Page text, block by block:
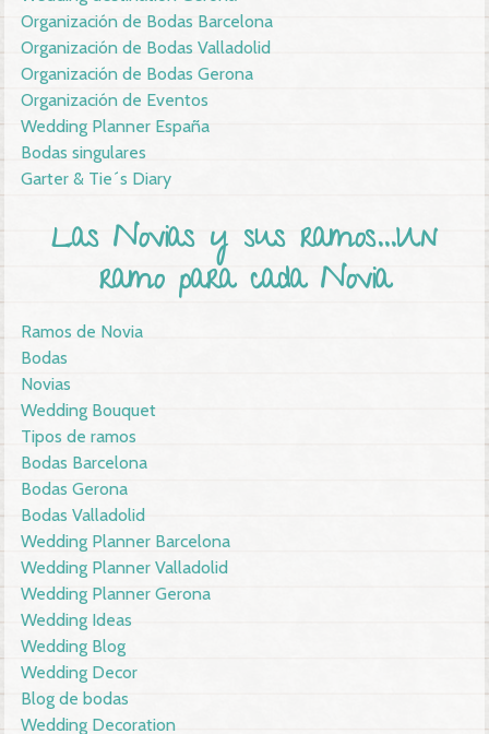
Organización de Bodas Barcelona
Organización de Bodas Valladolid
Organización de Bodas Gerona
Organización de Eventos
Wedding Planner España
Bodas singulares
Garter & Tie´s Diary
Las Novias y sus ramos...Un
ramo para cada Novia
Ramos de Novia
Bodas
Novias
Wedding Bouquet
Tipos de ramos
Bodas Barcelona
Bodas Gerona
Bodas Valladolid
Wedding Planner Barcelona
Wedding Planner Valladolid
Wedding Planner Gerona
Wedding Ideas
Wedding Blog
Wedding Decor
Blog de bodas
Wedding Decoration